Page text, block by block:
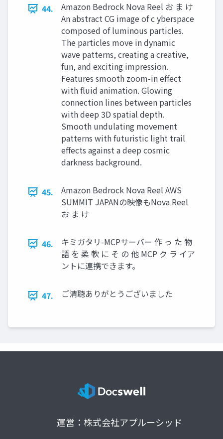
44.
Amazon Bedrock Nova Reel お ま け
An abstract CG image of c yberspace
composed of luminous particles.
The particles move in dynamic
wave patterns, creating a creative,
fun, and exciting impression.
Features smooth zoom-in effect
with fluid animation. Glowing
connection lines between particles
with deep 3D spatial depth.
Smooth undulating movement
patterns with futuristic light trail
effects against a deep cosmic
darkness background.
45.
Amazon Bedrock Nova Reel AWS
SUMMIT JAPANの映像もNova Reel
お ま け
46.
キミガタリ-MCPサーバー 作 っ た 物
語 を 柔 軟 に そ の 他 MCP ク ラ イア
ントに連携できます。
47. ご清聴ありがとうございました
運営：株式会社アプルーシッド